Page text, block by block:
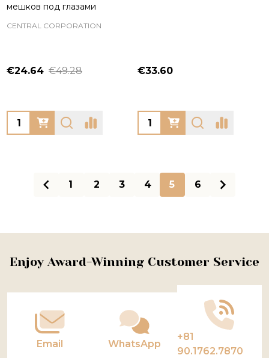
мешков под глазами
CENTRAL CORPORATION
€24.64 €49.28
Quantity:
€33.60
Quantity:
1 2 3 4 5 6
Footer
Enjoy Award-Winning Customer Service
Email WhatsApp
+81
90.1762.7870